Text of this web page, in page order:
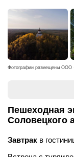
Фотографии размещены ООО
Пешеходная
Соловецкого
Завтрак в